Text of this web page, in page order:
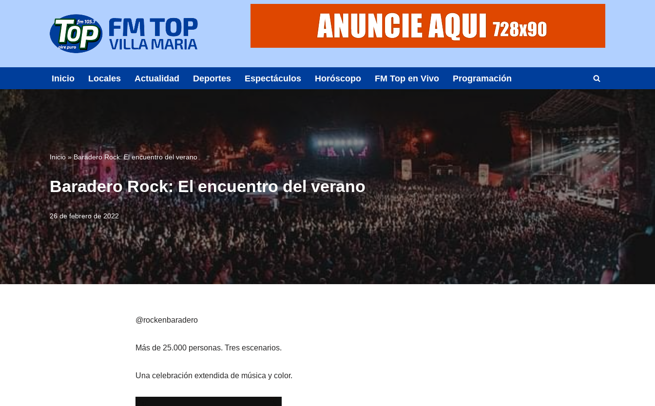
Inicio Locales Actualidad Deportes Espectáculos Horóscopo FM Top en Vivo Programación
Inicio »Baradero Rock: El encuentro del verano
Baradero Rock: El encuentro del verano
26 de febrero de 2022
@rockenbaradero
Más de 25.000 personas. Tres escenarios.
Una celebración extendida de música y color.